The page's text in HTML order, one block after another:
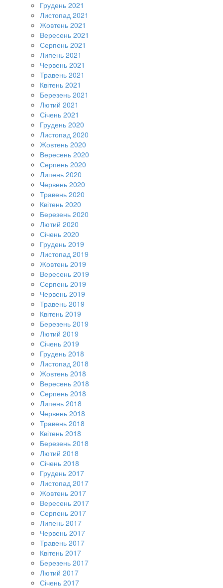
Грудень 2021
Листопад 2021
Жовтень 2021
Вересень 2021
Серпень 2021
Липень 2021
Червень 2021
Травень 2021
Квітень 2021
Березень 2021
Лютий 2021
Січень 2021
Грудень 2020
Листопад 2020
Жовтень 2020
Вересень 2020
Серпень 2020
Липень 2020
Червень 2020
Травень 2020
Квітень 2020
Березень 2020
Лютий 2020
Січень 2020
Грудень 2019
Листопад 2019
Жовтень 2019
Вересень 2019
Серпень 2019
Червень 2019
Травень 2019
Квітень 2019
Березень 2019
Лютий 2019
Січень 2019
Грудень 2018
Листопад 2018
Жовтень 2018
Вересень 2018
Серпень 2018
Липень 2018
Червень 2018
Травень 2018
Квітень 2018
Березень 2018
Лютий 2018
Січень 2018
Грудень 2017
Листопад 2017
Жовтень 2017
Вересень 2017
Серпень 2017
Липень 2017
Червень 2017
Травень 2017
Квітень 2017
Березень 2017
Лютий 2017
Січень 2017